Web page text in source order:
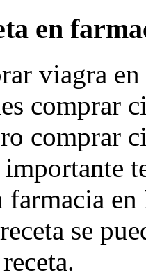
en
viagra
comprar
comprar
importante
farmacia
se